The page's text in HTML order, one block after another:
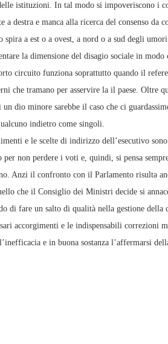
istituzioni. In tal modo si impoveriscono i
a destra e manca alla ricerca del consenso da
spira a est o a ovest, a nord o a sud degli
la dimensione del disagio sociale in
circuito funziona soprattutto quando il
che tramano per asservire la il paese. Oltre
dio minore sarebbe il caso che ci
indietro come singoli.
e le scelte di indirizzo dell’esecutivo
non perdere i voti e, quindi, si pensa
Anzi il confronto con il Parlamento risulta
che il Consiglio dei Ministri decide si
di fare un salto di qualità nella gestione della
accorgimenti e le indispensabili
e in buona sostanza l’affermarsi